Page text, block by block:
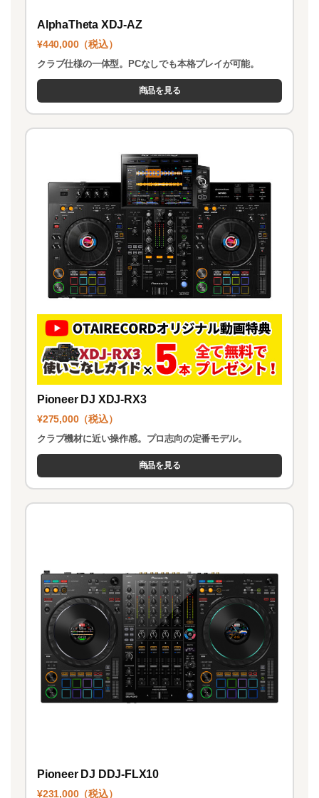
AlphaTheta XDJ-AZ
¥440,000（税込）
クラブ仕様の一体型。PCなしでも本格プレイが可能。
商品を見る
Pioneer DJ XDJ-RX3
¥275,000（税込）
クラブ機材に近い操作感。プロ志向の定番モデル。
商品を見る
Pioneer DJ DDJ-FLX10
¥231,000（税込）